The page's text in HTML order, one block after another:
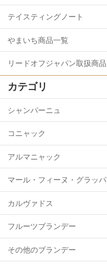
テイスティングノート
やまいち商品一覧
リードオフジャパン取扱商品
カテゴリ
シャンパーニュ
コニャック
アルマニャック
マール・フィーヌ・グラッパ
カルヴァドス
フルーツブランデー
その他のブランデー